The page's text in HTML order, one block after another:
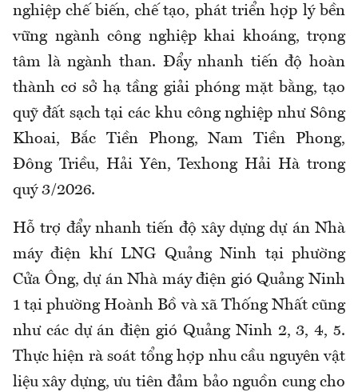
nghiệp chế biến, chế tạo, phát triển hợp lý bền
vững ngành công nghiệp khai khoáng, trọng
tâm là ngành than. Đẩy nhanh tiến độ hoàn
thành cơ sở hạ tầng giải phóng mặt bằng, tạo
quỹ đất sạch tại các khu công nghiệp như Sông
Khoai, Bắc Tiền Phong, Nam Tiền Phong,
Đông Triều, Hải Yên, Texhong Hải Hà trong
quý 3/2026.
Hỗ trợ đẩy nhanh tiến độ xây dựng dự án Nhà
máy điện khí LNG Quảng Ninh tại phường
Cửa Ông, dự án Nhà máy điện gió Quảng Ninh
1 tại phường Hoành Bồ và xã Thống Nhất cũng
như các dự án điện gió Quảng Ninh 2, 3, 4, 5.
Thực hiện rà soát tổng hợp nhu cầu nguyên vật
liệu xây dựng, ưu tiên đảm bảo nguồn cung cho